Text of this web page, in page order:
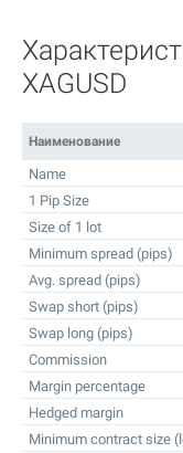
XAGUSD
Наименование
Name
1 Pip Size
Size of 1 lot
Minimum spread (pips)
Avg. spread (pips)
Swap short (pips)
Swap long (pips)
Commission
Margin percentage
Hedged margin
Minimum contract size